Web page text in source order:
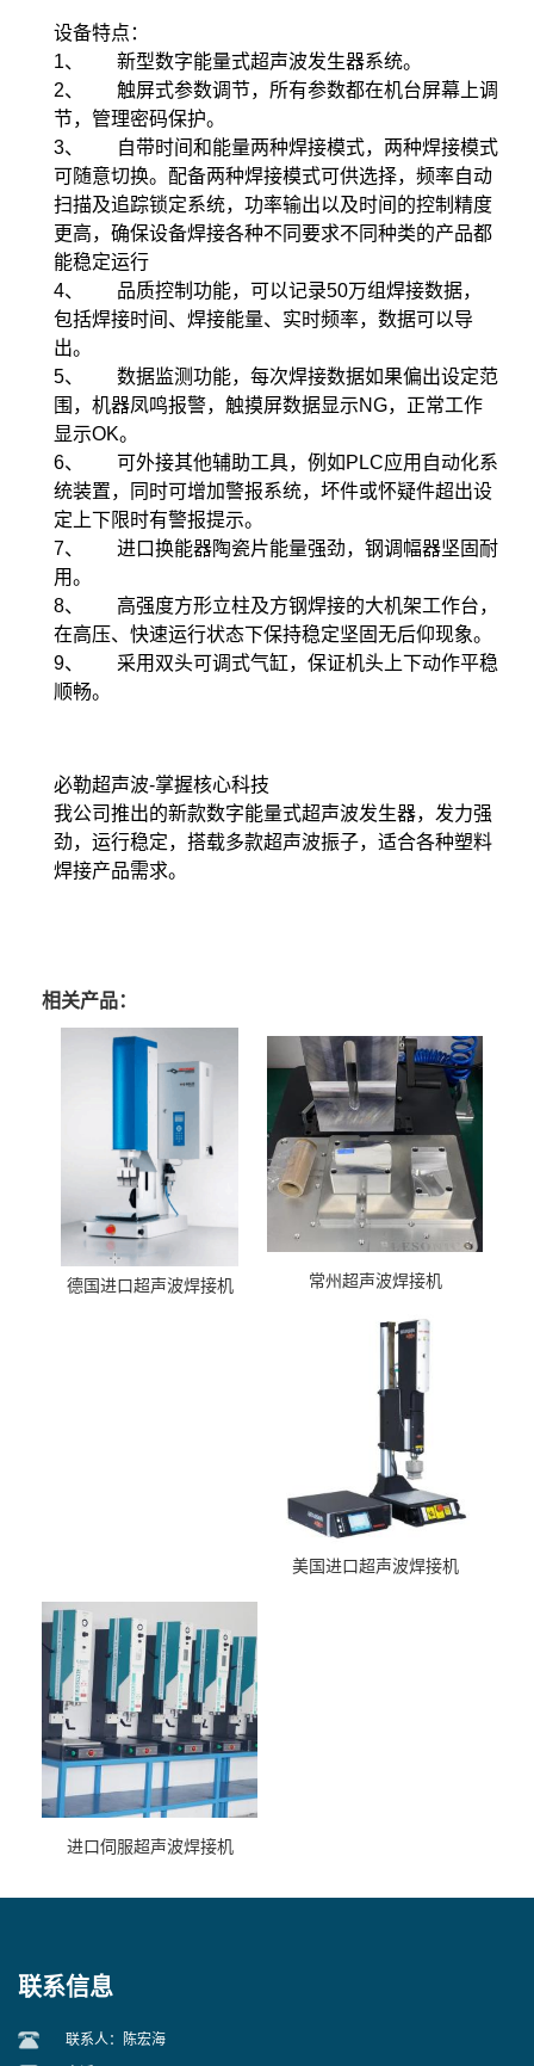
设备特点：
1、 新型数字能量式超声波发生器系统。
2、 触屏式参数调节，所有参数都在机台屏幕上调
节，管理密码保护。
3、 自带时间和能量两种焊接模式，两种焊接模式
可随意切换。配备两种焊接模式可供选择，频率自动
扫描及追踪锁定系统，功率输出以及时间的控制精度
更高，确保设备焊接各种不同要求不同种类的产品都
能稳定运行
4、 品质控制功能，可以记录50万组焊接数据，
包括焊接时间、焊接能量、实时频率，数据可以导
出。
5、 数据监测功能，每次焊接数据如果偏出设定范
围，机器凤鸣报警，触摸屏数据显示NG，正常工作
显示OK。
6、 可外接其他辅助工具，例如PLC应用自动化系
统装置，同时可增加警报系统，坏件或怀疑件超出设
定上下限时有警报提示。
7、 进口换能器陶瓷片能量强劲，钢调幅器坚固耐
用。
8、 高强度方形立柱及方钢焊接的大机架工作台，
在高压、快速运行状态下保持稳定坚固无后仰现象。
9、 采用双头可调式气缸，保证机头上下动作平稳
顺畅。
必勒超声波-掌握核心科技
我公司推出的新款数字能量式超声波发生器，发力强
劲，运行稳定，搭载多款超声波振子，适合各种塑料
焊接产品需求。
相关产品：
德国进口超声波焊接机 常州超声波焊接机
美国进口超声波焊接机
进口伺服超声波焊接机
联系信息
联系人：陈宏海